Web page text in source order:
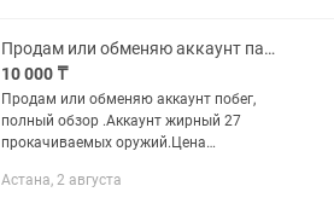
Продам или обменяю аккаунт пабг pubg
10 000 ₸
Продам или обменяю аккаунт побег,
полный обзор .Аккаунт жирный 27
прокачиваемых оружий.Цена
актуальна
Астана, 2 августа